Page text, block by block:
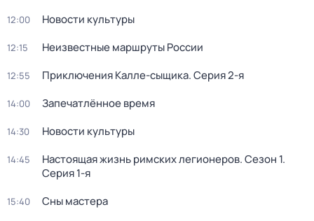
12:00 Новости культуры
12:15 Неизвестные маршруты России
12:55 Приключения Калле-сыщика. Серия 2-я
14:00 Запечатлённое время
14:30 Новости культуры
14:45 Настоящая жизнь римских легионеров. Сезон 1.
Серия 1-я
15:40 Сны мастера